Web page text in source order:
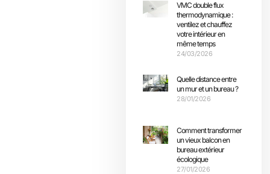
VMC double flux
thermodynamique :
ventilez et chauffez
votre intérieur en
même temps
24/03/2026
Quelle distance entre
un mur et un bureau ?
28/01/2026
Comment transformer
un vieux balcon en
bureau extérieur
écologique
27/01/2026